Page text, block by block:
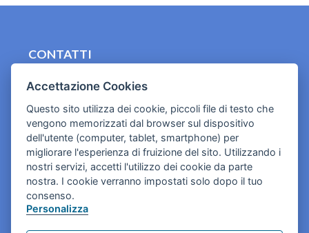
CONTATTI
Cookies e informativa privacy
Accettazione Cookies
Questo sito utilizza dei cookie, piccoli file di testo che
vengono memorizzati dal browser sul dispositivo
dell'utente (computer, tablet, smartphone) per
migliorare l'esperienza di fruizione del sito. Utilizzando i
nostri servizi, accetti l'utilizzo dei cookie da parte
nostra. I cookie verranno impostati solo dopo il tuo
consenso.
Personalizza